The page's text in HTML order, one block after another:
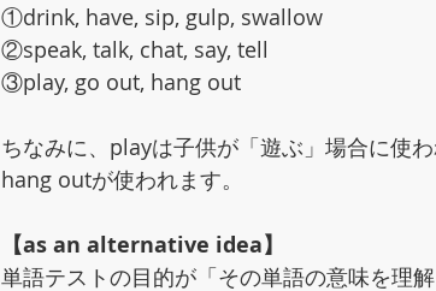
①drink, have, sip, gulp, swallow
②speak, talk, chat, say, tell
③play, go out, hang out
ちなみに、playは子供が「遊ぶ」場合に使
hang outが使われます。
【as an alternative idea】
単語テストの目的が「その単語の意味を理